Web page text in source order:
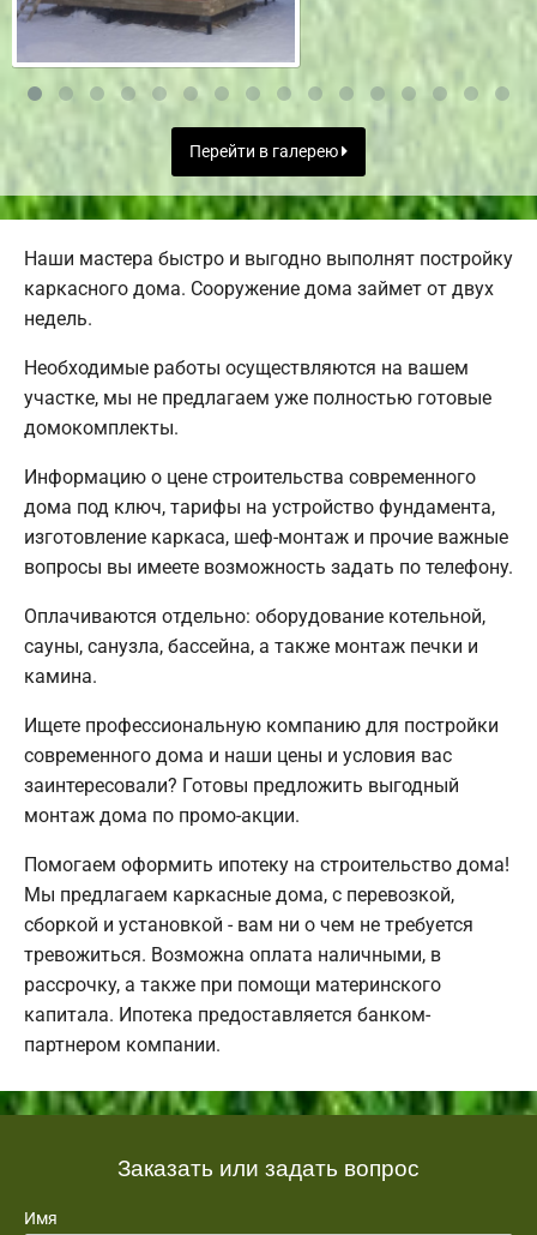
Перейти в галерею
Наши мастера быстро и выгодно выполнят постройку
каркасного дома. Сооружение дома займет от двух
недель.
Необходимые работы осуществляются на вашем
участке, мы не предлагаем уже полностью готовые
домокомплекты.
Информацию о цене строительства современного
дома под ключ, тарифы на устройство фундамента,
изготовление каркаса, шеф-монтаж и прочие важные
вопросы вы имеете возможность задать по телефону.
Оплачиваются отдельно: оборудование котельной,
сауны, санузла, бассейна, а также монтаж печки и
камина.
Ищете профессиональную компанию для постройки
современного дома и наши цены и условия вас
заинтересовали? Готовы предложить выгодный
монтаж дома по промо-акции.
Помогаем оформить ипотеку на строительство дома!
Мы предлагаем каркасные дома, с перевозкой,
сборкой и установкой - вам ни о чем не требуется
тревожиться. Возможна оплата наличными, в
рассрочку, а также при помощи материнского
капитала. Ипотека предоставляется банком-
партнером компании.
Заказать или задать вопрос
Имя